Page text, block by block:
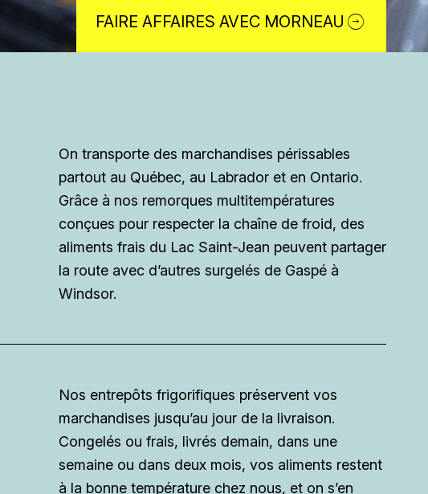
FAIRE AFFAIRES AVEC MORNEAU
On transporte des marchandises périssables
partout au Québec, au Labrador et en Ontario.
Grâce à nos remorques multitempératures
conçues pour respecter la chaîne de froid, des
aliments frais du Lac Saint-Jean peuvent partager
la route avec d’autres surgelés de Gaspé à
Windsor.
Nos entrepôts frigorifiques préservent vos
marchandises jusqu’au jour de la livraison.
Congelés ou frais, livrés demain, dans une
semaine ou dans deux mois, vos aliments restent
à la bonne température chez nous, et on s’en